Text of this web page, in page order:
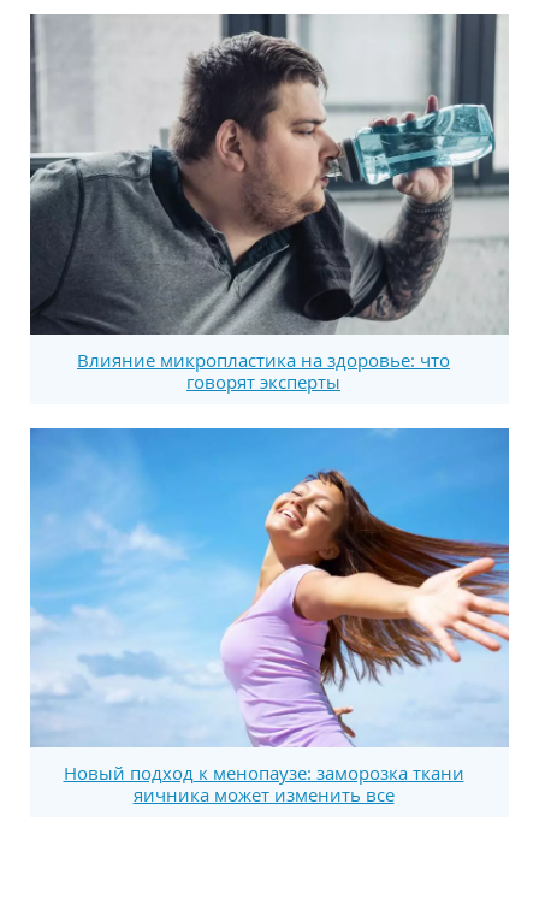
Влияние микропластика на здоровье: что
говорят эксперты
Новый подход к менопаузе: заморозка ткани
яичника может изменить все